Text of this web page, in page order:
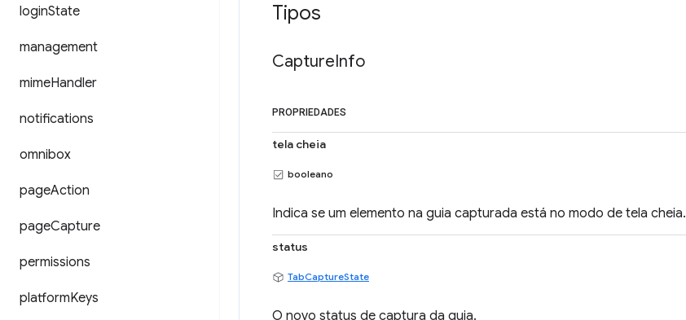
loginState
management
mimeHandler
notifications
omnibox
pageAction
pageCapture
permissions
platformKeys
Tipos
CaptureInfo
PROPRIEDADES
tela cheia
booleano
Indica se um elemento na guia capturada está no modo de tela cheia.
status
TabCaptureState
O novo status de captura da guia.